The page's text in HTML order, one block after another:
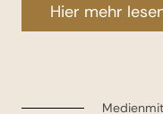
Hier mehr